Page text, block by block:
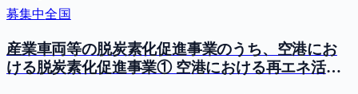
募集中全国
産業車両等の脱炭素化促進事業のうち、空港にお
ける脱炭素化促進事業① 空港における再エネ活用